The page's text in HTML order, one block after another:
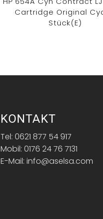
Cartridge Original
Stück(e)
KONTAKT
Tel: 0621 877 54 917
Mobil: 0176 24 76 7131
E-Mail: info@aselsa.com